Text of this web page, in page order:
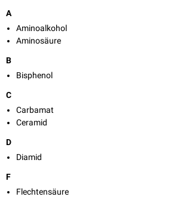
A
Aminoalkohol
Aminosäure
B
Bisphenol
C
Carbamat
Ceramid
D
Diamid
F
Flechtensäure